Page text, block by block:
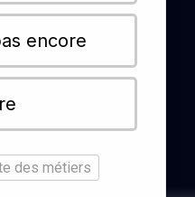
encore
des métiers